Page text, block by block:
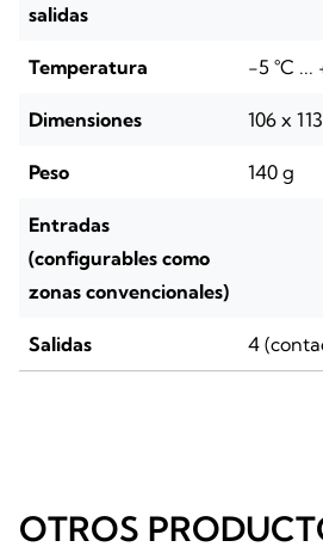
salidas
Temperatura -5 °C ...
Dimensiones 106 x
Peso 140 g
Entradas
(configurables como
zonas convencionales)
Salidas 4
OTROS